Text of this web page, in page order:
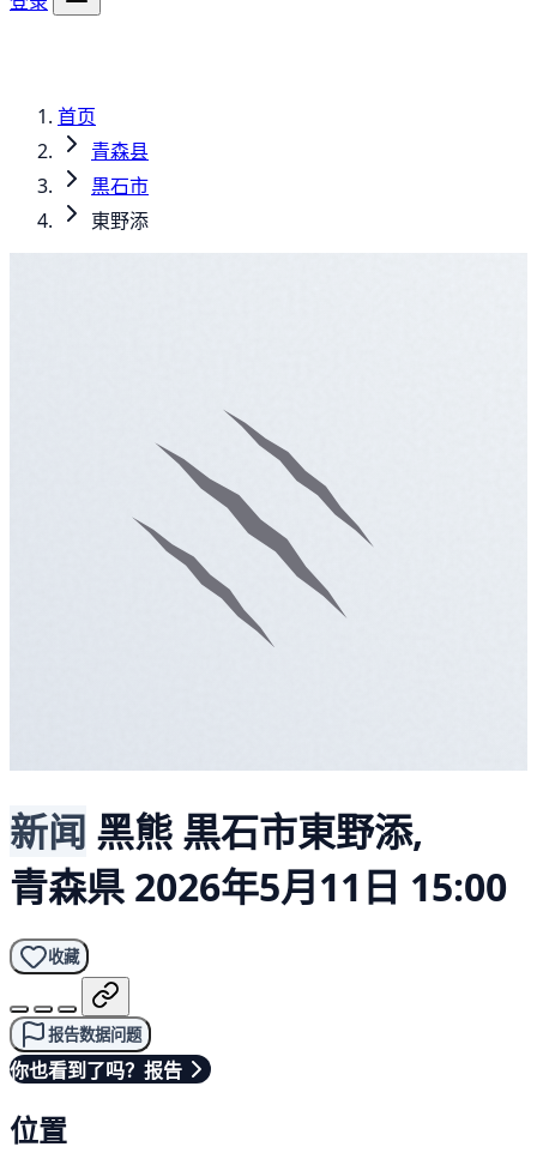
首页
青森县
黒石市
東野添
新闻 黑熊 黒石市東野添,
青森県 2026年5月11日 15:00
收藏
报告数据问题
你也看到了吗？报告
位置